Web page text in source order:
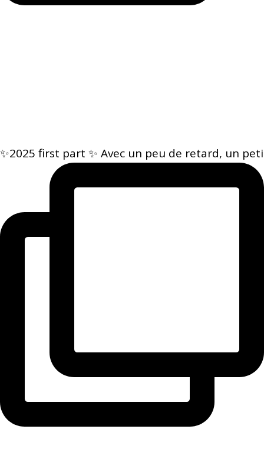
✨2025 first part ✨ Avec un peu de retard, un peti